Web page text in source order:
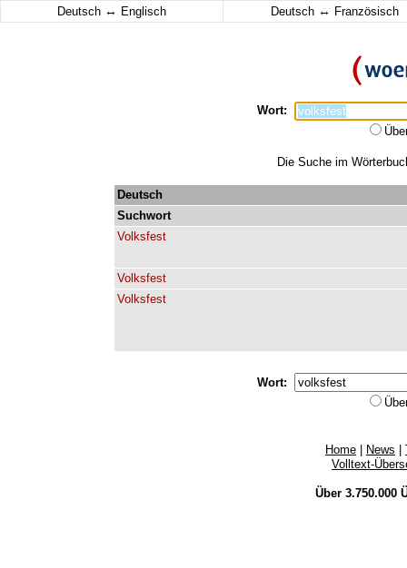
Deutsch ↔ Englisch Deutsch ↔ Französisch
Wort:
Die Suche im
Deutsch
Suchwort
Volksfest
Volksfest
Volksfest
Wort:
Home News
Volltext-
Über 3.750.000